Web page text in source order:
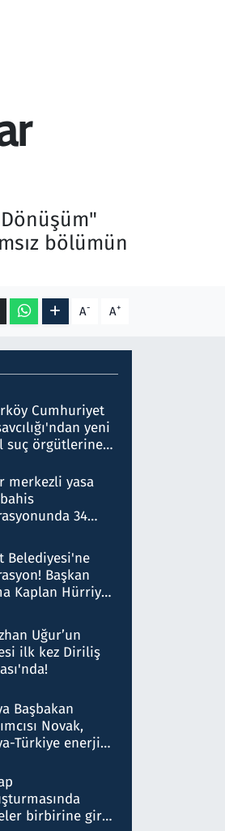
bölümün
A- A+
Cumhuriyet
yeni
suç örgütlerine
gözaltı kararı
merkezli yasa
bahis
34
liralık para
tespit edildi
Belediyesi'ne
Başkan
Kaplan Hürriyet
Uğur’un
ilk kez Diriliş
Başbakan
Novak,
Türkiye enerji
olduğunu
birbirine girdi: